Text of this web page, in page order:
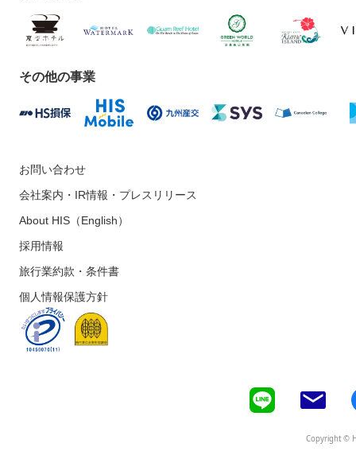
その他の事業
お問い合わせ
会社案内・IR情報・プレスリリース
About HIS（English）
採用情報
旅行業約款・条件書
個人情報保護方針
Copyright ©